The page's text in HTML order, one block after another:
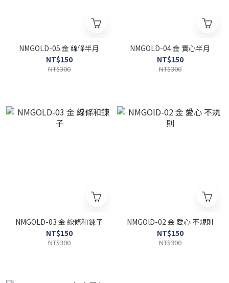
NMGOLD-05 金 線條半月
NT$150
NT$300
NMGOLD-04 金 實心半月
NT$150
NT$300
NMGOLD-03 金 線條和鍊子
NT$150
NT$300
NMGOlD-02 金 愛心 不規則
NT$150
NT$300